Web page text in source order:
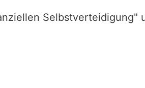
Selbstverteidigung"